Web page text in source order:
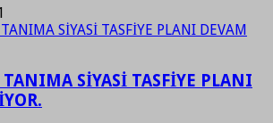
TANIMA SİYASİ TASFİYE PLANI